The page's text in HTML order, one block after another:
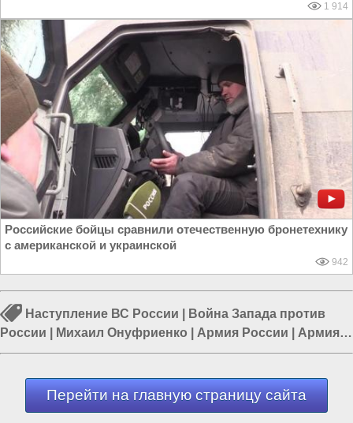
1 914
Российские бойцы сравнили отечественную бронетехнику
с американской и украинской
942
Наступление ВС России
Война Запада против
России
Михаил Онуфриенко Армия России
Армия
Украины|Война в Новороссии|Курская область
Перейти на главную страницу сайта